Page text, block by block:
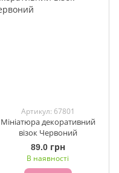
Артикул: 67801
Мініатюра декоративний
візок Червоний
89.0 грн
В наявності